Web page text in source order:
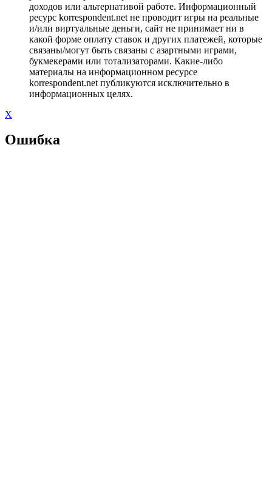
доходов или альтернативой работе. Информационный
ресурс korrespondent.net не проводит игры на реальные
и/или виртуальные деньги, сайт не принимает ни в
какой форме оплату ставок и других платежей, которые
связаны/могут быть связаны с азартными играми,
букмекерами или тотализаторами. Какие-либо
материалы на информационном ресурсе
korrespondent.net публикуются исключительно в
информационных целях.
X
Ошибка